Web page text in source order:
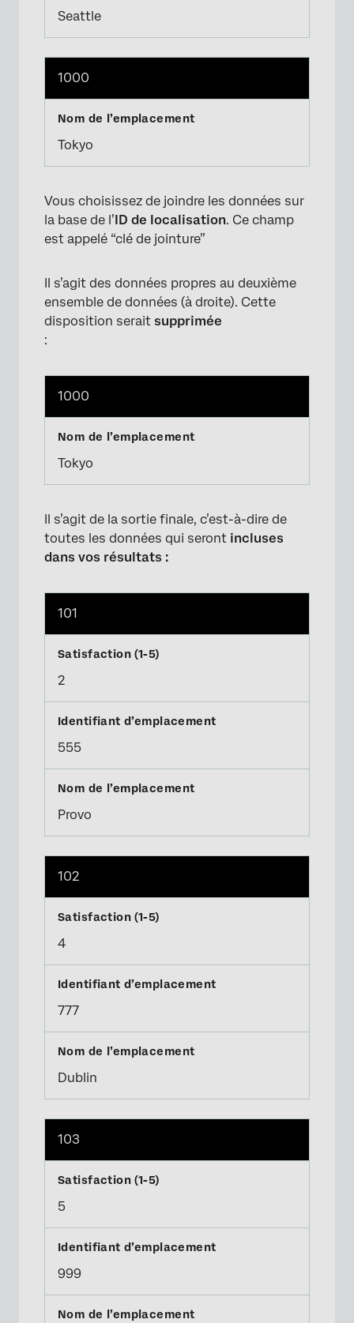
Seattle
1000
Tokyo
Vous choisissez de joindre les données sur
la base de l’ID de localisation. Ce champ
est appelé “clé de jointure”
Il s’agit des données propres au deuxième
ensemble de données (à droite). Cette
disposition serait supprimée
:
1000
Tokyo
Il s’agit de la sortie finale, c’est-à-dire de
toutes les données qui seront incluses
dans vos résultats :
101
2
555
Provo
102
4
777
Dublin
103
5
999